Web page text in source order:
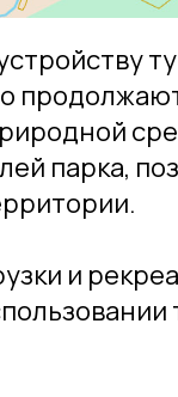
парка,
и